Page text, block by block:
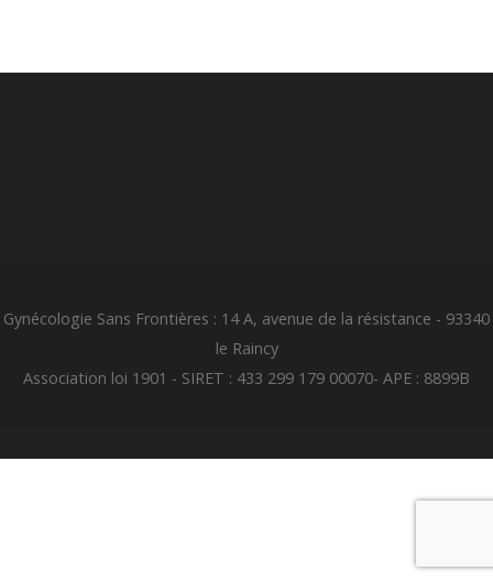
Gynécologie Sans Frontières : 14 A, avenue de la résistance - 93340
le Raincy
Association loi 1901 - SIRET : 433 299 179 00070- APE : 8899B